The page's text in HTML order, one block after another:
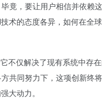
竟，要让用户相信并依赖
术的态度各异，如何在全
不仅解决了现有系统中存
共同努力下，这项创新终
大动力。